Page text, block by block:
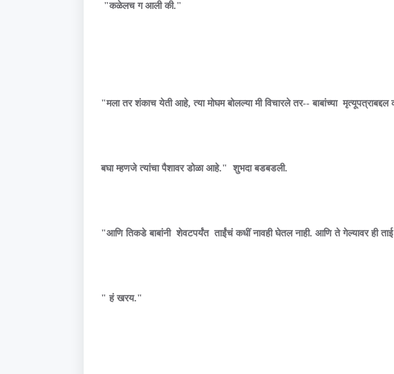
"कळेलच ग आली की."
"मला तर शंकाच येती आहे, त्या मोघम बोलल्या मी विचारले तर-- बाबांच्या मृत्यूपत्राबद्दल
बघा म्हणजे त्यांचा पैशावर डोळा आहे." शुभदा बडबडली.
"आणि तिकडे बाबांनी शेवटपर्यंत ताईंचं कधीं नावही घेतल नाही. आणि ते गेल्यावर ही
" हं खरय."